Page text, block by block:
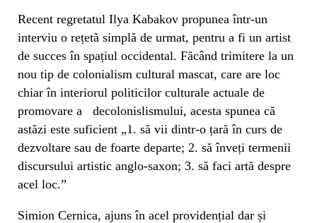
Recent regretatul Ilya Kabakov propunea într-un
interviu o rețetă simplă de urmat, pentru a fi un artist
de succes în spațiul occidental. Făcând trimitere la un
nou tip de colonialism cultural mascat, care are loc
chiar în interiorul politicilor culturale actuale de
promovare a decolonislismului, acesta spunea că
astăzi este suficient „1. să vii dintr-o țară în curs de
dezvoltare sau de foarte departe; 2. să înveți termenii
discursului artistic anglo-saxon; 3. să faci artă despre
acel loc.”
Simion Cernica, ajuns în acel providențial dar și